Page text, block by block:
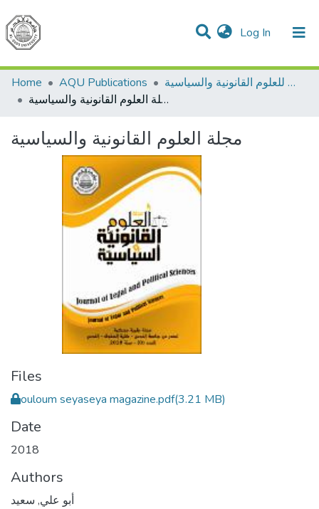
Log In (current)
Communities & Collections
All of DSpace
Home
AQU Publications
مجلة القدس للعلوم القانونية والسياسية
مجلة العلوم القانونية والسياسية
مجلة العلوم القانونية والسياسية
Files
ouloum seyaseya magazine.pdf(3.21 MB)
Date
2018
Authors
أبو علي, سعيد